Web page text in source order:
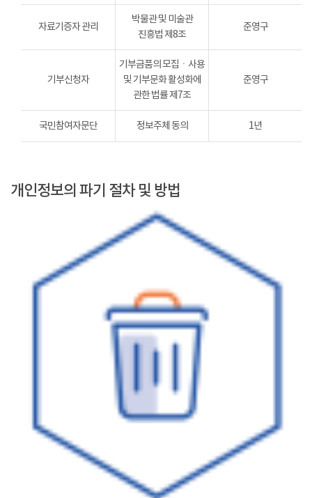
자료기증자 관리
박물관 및 미술관
진흥법 제8조
준영구
기부신청자
기부금품의 모집ㆍ사용
및 기부문화 활성화에
관한 법률 제7조
준영구
국민참여자문단 정보주체 동의 1년
개인정보의 파기 절차 및 방법